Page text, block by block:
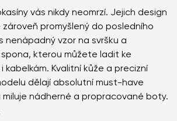
vás nikdy neomrzí. Jejich design
zároveň promyšlený do posledního
nenápadný vzor na svršku a
kterou můžete ladit ke
kabelkám. Kvalitní kůže a precizní
dělají absolutní must-have
miluje nádherné a propracované boty.